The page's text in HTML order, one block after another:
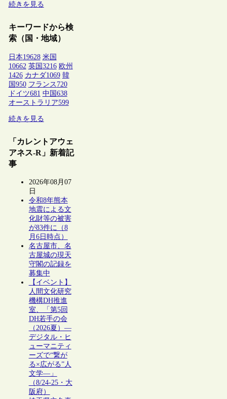
続きを見る
キーワードから検
索（国・地域）
日本19628 米国
10662 英国3216 欧州
1426 カナダ1069 韓
国950 フランス 720
ドイツ681 中国638
オーストラリア599
続きを見る
「カレントアウェ
アネス-R」新着記
事
2026年08月07
日
令和8年熊本
地震による文
化財等の被害
が83件に（8
月6日時点）
名古屋市、名
古屋城の現天
守閣の記録を
募集中
【イベント】
人間文化研究
機構DH推進
室、「第5回
DH若手の会
（2026夏）―
デジタル・ヒ
ューマニティ
ーズで“繋が
る×広がる”人
文学―」
（8/24-25・大
阪府）